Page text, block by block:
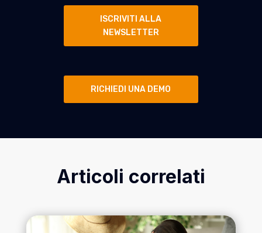
ISCRIVITI ALLA
NEWSLETTER
RICHIEDI UNA DEMO
Articoli correlati